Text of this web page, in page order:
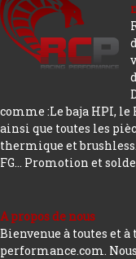
comme :Le baja HPI, le
ainsi que toutes les
thermique et
FG... Promotion et solde
A propos de nous
Bienvenue à toutes et
performance.com.